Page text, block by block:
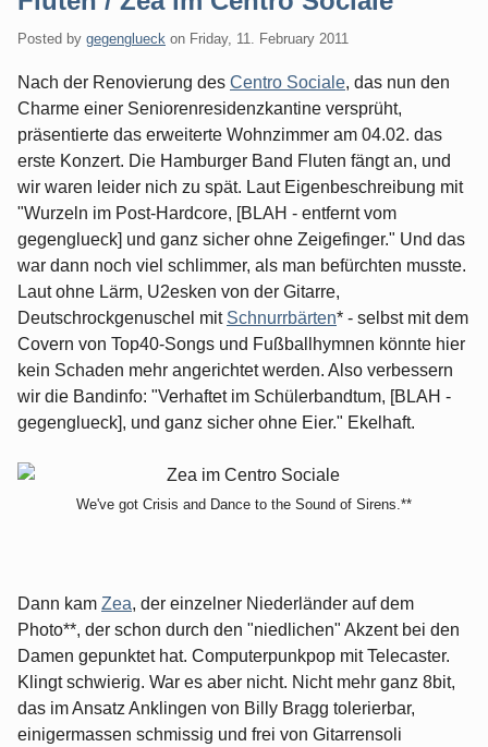
Posted by gegenglueck on Friday, 11. February 2011
Nach der Renovierung des Centro Sociale, das nun den
Charme einer Seniorenresidenzkantine versprüht,
präsentierte das erweiterte Wohnzimmer am 04.02. das
erste Konzert. Die Hamburger Band Fluten fängt an, und
wir waren leider nich zu spät. Laut Eigenbeschreibung mit
"Wurzeln im Post-Hardcore, [BLAH - entfernt vom
gegenglueck] und ganz sicher ohne Zeigefinger." Und das
war dann noch viel schlimmer, als man befürchten musste.
Laut ohne Lärm, U2esken von der Gitarre,
Deutschrockgenuschel mit Schnurrbärten* - selbst mit dem
Covern von Top40-Songs und Fußballhymnen könnte hier
kein Schaden mehr angerichtet werden. Also verbessern
wir die Bandinfo: "Verhaftet im Schülerbandtum, [BLAH -
gegenglueck], und ganz sicher ohne Eier." Ekelhaft.
We've got Crisis and Dance to the Sound of Sirens.**
Dann kam Zea, der einzelner Niederländer auf dem
Photo**, der schon durch den "niedlichen" Akzent bei den
Damen gepunktet hat. Computerpunkpop mit Telecaster.
Klingt schwierig. War es aber nicht. Nicht mehr ganz 8bit,
das im Ansatz Anklingen von Billy Bragg tolerierbar,
einigermassen schmissig und frei von Gitarrensoli